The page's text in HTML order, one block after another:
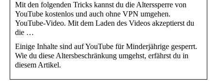
Mit den folgenden Tricks kannst du die Alterssperre von
YouTube kostenlos und auch ohne VPN umgehen.
YouTube-Video. Mit dem Laden des Videos akzeptierst du
die …
Einige Inhalte sind auf YouTube für Minderjährige gesperrt.
Wie du diese Altersbeschränkung umgehst, erfährst du in
diesem Artikel.